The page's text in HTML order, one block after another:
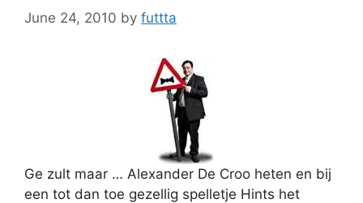
June 24, 2010 by futtta
Ge zult maar … Alexander De Croo heten en bij
een tot dan toe gezellig spelletje Hints het